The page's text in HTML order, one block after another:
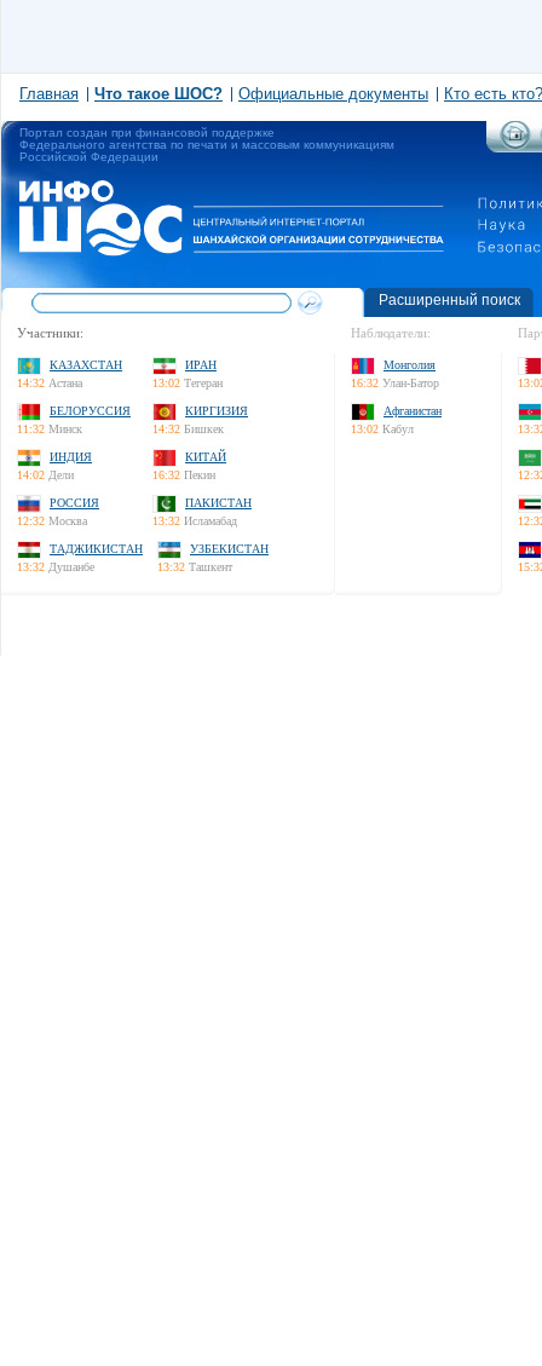
Главная Что такое ШОС? Официальные документы Кто есть кто?
Портал создан при финансовой поддержке
Федерального агентства по печати и массовым коммуникациям
Российской Федерации
Расширенный поиск
Участники:
КАЗАХСТАН
14:32 Астана
ИРАН
13:02 Тегеран
БЕЛОРУССИЯ
11:32 Минск
КИРГИЗИЯ
14:32 Бишкек
ИНДИЯ
14:02 Дели
КИТАЙ
16:32 Пекин
РОССИЯ
12:32 Москва
ПАКИСТАН
13:32 Исламабад
ТАДЖИКИСТАН
13:32 Душанбе
УЗБЕКИСТАН
13:32 Ташкент
Наблюдатели:
Монголия
16:32 Улан-Батор
Афганистан
13:02 Кабул